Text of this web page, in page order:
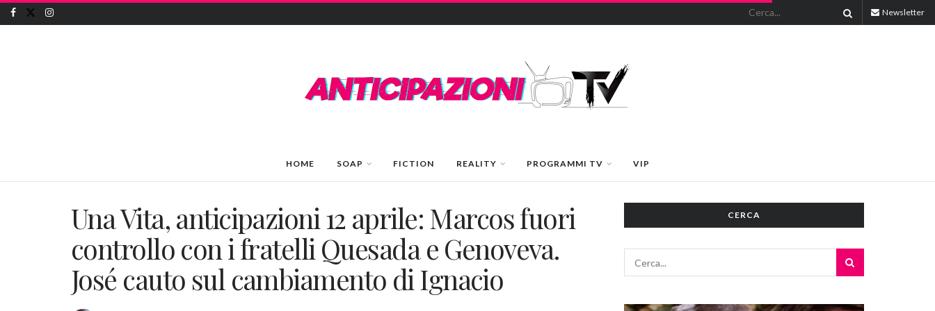
Newsletter
HOME SOAP FICTION REALITY PROGRAMMI TV VIP
Una Vita, anticipazioni 12 aprile: Marcos fuori
controllo con i fratelli Quesada e Genoveva.
José cauto sul cambiamento di Ignacio
CERCA